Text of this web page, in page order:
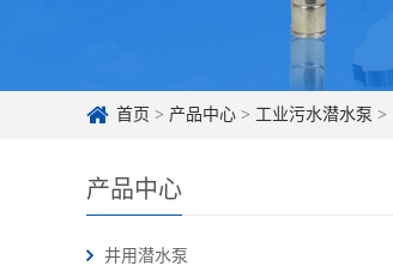
首页 > 产品中心 > 工业污水潜水泵 >
产品中心
井用潜水泵